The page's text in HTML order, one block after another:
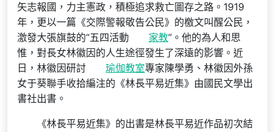
矢志報國，力主憲政，積極追求救亡圖存之路。1919
年，更以一篇《交際警報敬告公民》的檄文叫醒公民，
激發大張旗鼓的“五四活動
家教”。他的為人和思
惟，對長女林徽因的人生途徑發生了深遠的影響。近
日，林徽因研討
瑜伽教室專家陳學勇、林徽因外孫
女于葵聯手收拾編注的《林長平易近集》由國民文學出
書社出書。
《林長平易近集》的出書是林長平易近作品初次結